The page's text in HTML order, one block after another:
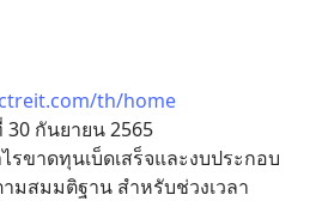
th/home
กันยายน 2565
ขาดทุนเบ็ดเสร็จและงบประกอบ
มสมมติฐาน สำหรับช่วงเวลา